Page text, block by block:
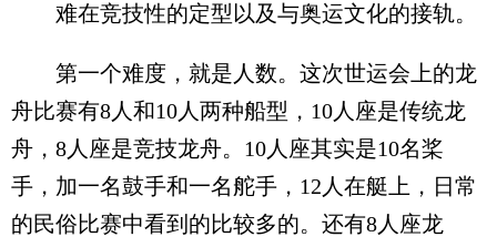
难在竞技性的定型以及与奥运文化的接轨。
第一个难度，就是人数。这次世运会上的龙
舟比赛有8人和10人两种船型，10人座是传统龙
舟，8人座是竞技龙舟。10人座其实是10名桨
手，加一名鼓手和一名舵手，12人在艇上，日常
的民俗比赛中看到的比较多的。还有8人座龙